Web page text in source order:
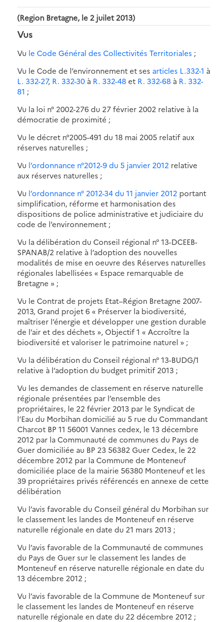
(Region Bretagne, le 2 juilet 2013)
Vus
Vu le Code Général des Collectivités Territoriales ;
Vu le Code de l’environnement et ses articles L.332-1 à
L. 332-27, R. 332-30 à R. 332-48et R. 332-68 à R. 332-
81 ;
Vu la loi n° 2002-276 du 27 février 2002 relative à la
démocratie de proximité ;
Vu le décret n°2005-491 du 18 mai 2005 relatif aux
réserves naturelles ;
Vu l’ordonnance n°2012-9 du 5 janvier 2012 relative
aux réserves naturelles ;
Vu l’ordonnance n° 2012-34 du 11 janvier 2012 portant
simplification, réforme et harmonisation des
dispositions de police administrative et judiciaire du
code de l’environnement ;
Vu la délibération du Conseil régional n° 13-DCEEB-
SPANAB/2 relative à l’adoption des nouvelles
modalités de mise en oeuvre des Réserves naturelles
régionales labellisées « Espace remarquable de
Bretagne » ;
Vu le Contrat de projets Etat–Région Bretagne 2007-
2013, Grand projet 6 « Préserver la biodiversité,
maîtriser l’énergie et développer une gestion durable
de l’air et des déchets », Objectif 1 « Accroître la
biodiversité et valoriser le patrimoine naturel » ;
Vu la délibération du Conseil régional n° 13-BUDG/1
relative à l’adoption du budget primitif 2013 ;
Vu les demandes de classement en réserve naturelle
régionale présentées par l’ensemble des
propriétaires, le 22 février 2013 par le Syndicat de
l’Eau du Morbihan domicilié au 5 rue du Commandant
Charcot BP 11 56001 Vannes cedex, le 13 décembre
2012 par la Communauté de communes du Pays de
Guer domiciliée au BP 23 56382 Guer Cedex, le 22
décembre 2012 par la Commune de Monteneuf
domiciliée place de la mairie 56380 Monteneuf et les
39 propriétaires privés référencés en annexe de cette
délibération
Vu l’avis favorable du Conseil général du Morbihan sur
le classement les landes de Monteneuf en réserve
naturelle régionale en date du 21 mars 2013 ;
Vu l’avis favorable de la Communauté de communes
du Pays de Guer sur le classement les landes de
Monteneuf en réserve naturelle régionale en date du
13 décembre 2012 ;
Vu l’avis favorable de la Commune de Monteneuf sur
le classement les landes de Monteneuf en réserve
naturelle régionale en date du 22 décembre 2012 ;